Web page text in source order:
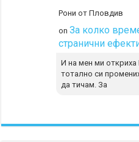
Рони от Пловдив
onЗа колко
странични
И на мен ми откриха
тотално си
да тичам. За